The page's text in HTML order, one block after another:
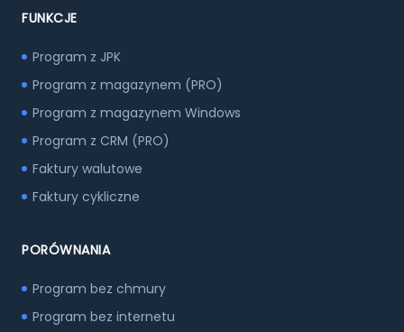
FUNKCJE
Program z JPK
Program z magazynem (PRO)
Program z magazynem Windows
Program z CRM (PRO)
Faktury walutowe
Faktury cykliczne
PORÓWNANIA
Program bez chmury
Program bez internetu